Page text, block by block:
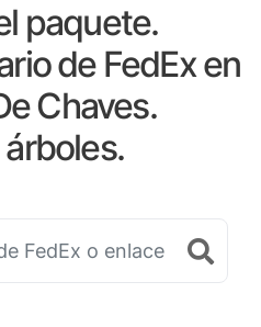
paquete.
de FedEx en
Chaves.